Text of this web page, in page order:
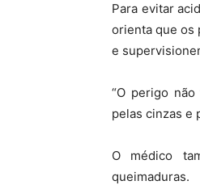
Para evitar
orienta que os
e
“O perigo
pelas cinzas e
O médico
queimaduras.